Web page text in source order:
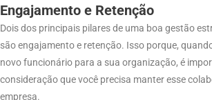
Engajamento e Retenção
Dois dos principais pilares de uma boa gestão
são engajamento e retenção. Isso porque,
novo funcionário para a sua organização, é
consideração que você precisa manter esse
empresa.